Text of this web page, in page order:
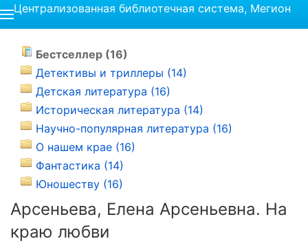
Централизованная библиотечная система, Мегион
Бестселлер (16)
Детективы и триллеры (14)
Детская литература (16)
Историческая литература (14)
Научно-популярная литература (16)
О нашем крае (16)
Фантастика (14)
Юношеству (16)
Арсеньева, Елена Арсеньевна. На
краю любви